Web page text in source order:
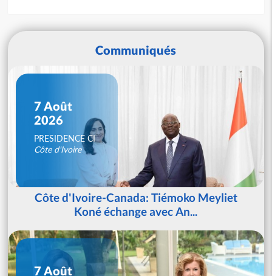
Communiqués
7 Août
2026
PRESIDENCE CI
Côte d'Ivoire
Côte d'Ivoire-Canada: Tiémoko Meyliet
Koné échange avec An...
7 Août